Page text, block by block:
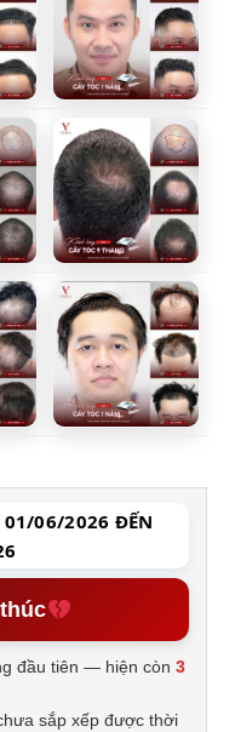
01/06/2026 ĐẾN
đầu tiên — hiện còn3
sắp xếp được thời